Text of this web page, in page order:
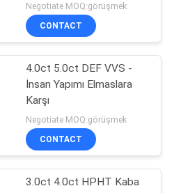
Negotiate MOQ:görüşmek
CONTACT
4.0ct 5.0ct DEF VVS -
İnsan Yapımı Elmaslara
Karşı
Negotiate MOQ:görüşmek
CONTACT
3.0ct 4.0ct HPHT Kaba